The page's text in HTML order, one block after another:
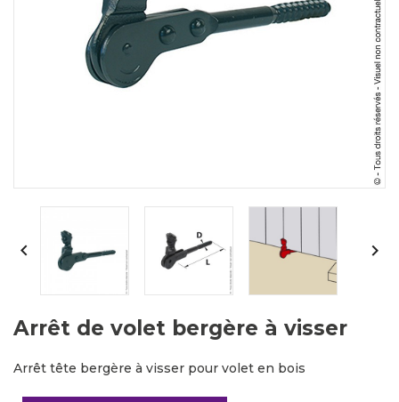
 
Arrêt de volet bergère à visser
Arrêt tête bergère à visser pour volet en bois